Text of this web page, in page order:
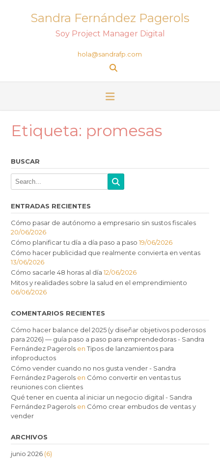
Sandra Fernández Pagerols
Soy Project Manager Digital
hola@sandrafp.com
Etiqueta: promesas
BUSCAR
ENTRADAS RECIENTES
Cómo pasar de autónomo a empresario sin sustos fiscales
20/06/2026
Cómo planificar tu día a día paso a paso 19/06/2026
Cómo hacer publicidad que realmente convierta en ventas
13/06/2026
Cómo sacarle 48 horas al día 12/06/2026
Mitos y realidades sobre la salud en el emprendimiento
06/06/2026
COMENTARIOS RECIENTES
Cómo hacer balance del 2025 (y diseñar objetivos poderosos
para 2026) — guía paso a paso para emprendedoras - Sandra
Fernández Pagerols enTipos de lanzamientos para
infoproductos
Cómo vender cuando no nos gusta vender - Sandra
Fernández Pagerols en Cómo convertir en ventas tus
reuniones con clientes
Qué tener en cuenta al iniciar un negocio digital - Sandra
Fernández Pagerols en Cómo crear embudos de ventas y
vender
ARCHIVOS
junio 2026 (6)